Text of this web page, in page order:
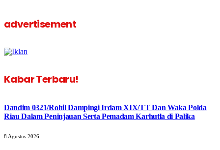
advertisement
Kabar Terbaru!
Dandim 0321/Rohil Dampingi Irdam XIX/TT Dan Waka Polda
Riau Dalam Peninjauan Serta Pemadam Karhutla di Palika
8 Agustus 2026